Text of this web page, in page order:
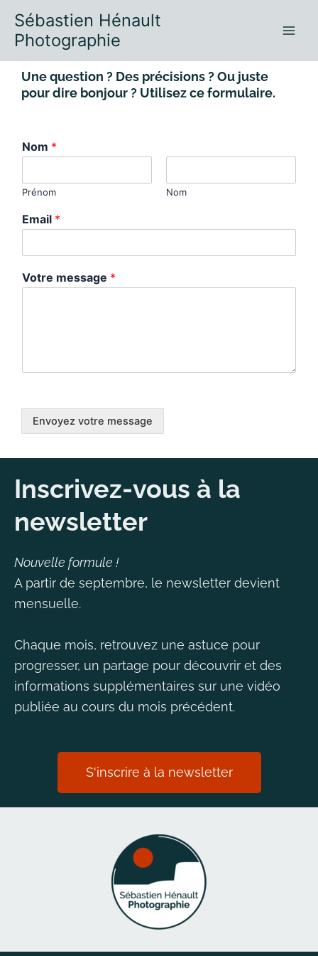
contenu
Sébastien Hénault
Photographie
Une question ? Des précisions ? Ou juste
pour dire bonjour ? Utilisez ce formulaire.
Nom *
Prénom Nom
Email *
Votre message *
Envoyez votre message
Inscrivez-vous à la
newsletter
Nouvelle formule !
A partir de septembre, le newsletter devient
mensuelle.
Chaque mois, retrouvez une astuce pour
progresser, un partage pour découvrir et des
informations supplémentaires sur une vidéo
publiée au cours du mois précédent.
S'inscrire à la newsletter